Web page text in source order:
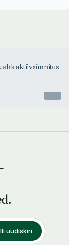
aktiivsünnitus
uudiskiri